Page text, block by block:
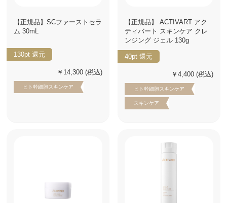
【正規品】SCファーストセラ
ム 30mL
130pt 還元
￥14,300 (税込)
ヒト幹細胞スキンケア
【正規品】 ACTIVART アク
ティバート スキンケア クレ
ンジング ジェル 130g
40pt 還元
￥4,400 (税込)
ヒト幹細胞スキンケア
スキンケア